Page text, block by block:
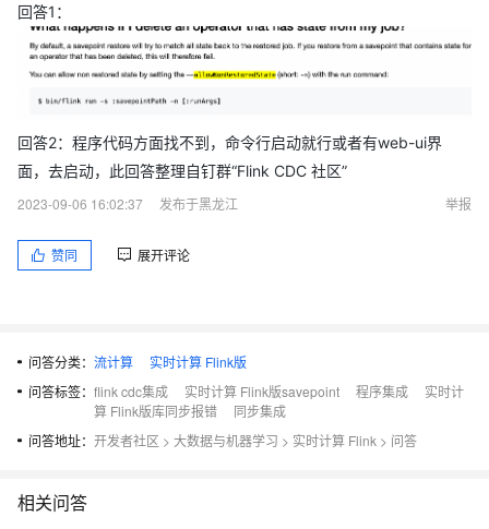
回答1：
回答2：程序代码方面找不到，命令行启动就行或者有web-ui界
面，去启动，此回答整理自钉群“Flink CDC 社区”
2023-09-06 16:02:37
发布于黑龙江 举报
赞同 展开评论
问答分类： 流计算
实时计算 Flink版
问答标签： flink cdc集成 实时计算 Flink版savepoint 程序集成
实时计
算 Flink版库同步报错
同步集成
问答地址： 开发者社区 > 大数据与机器学习 > 实时计算 Flink > 问答
相关问答